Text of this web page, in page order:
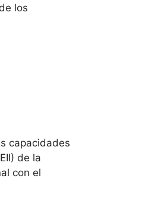
los
capacidades
de la
con el